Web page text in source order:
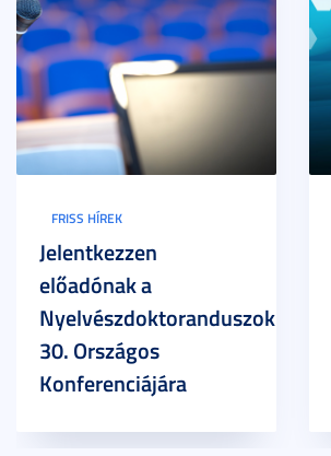
FRISS HÍREK
Jelentkezzen
előadónak a
Nyelvészdoktoranduszok
30. Országos
Konferenciájára